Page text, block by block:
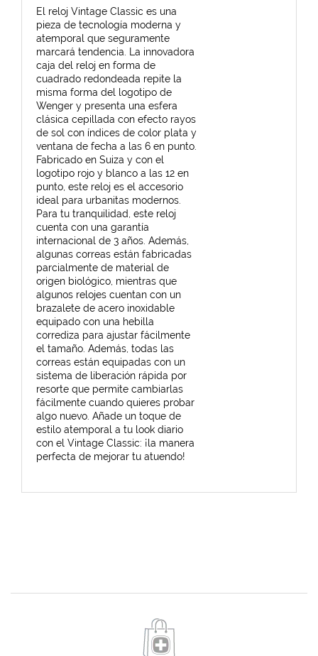
El reloj Vintage Classic es una
pieza de tecnología moderna y
atemporal que seguramente
marcará tendencia. La innovadora
caja del reloj en forma de
cuadrado redondeada repite la
misma forma del logotipo de
Wenger y presenta una esfera
clásica cepillada con efecto rayos
de sol con índices de color plata y
ventana de fecha a las 6 en punto.
Fabricado en Suiza y con el
logotipo rojo y blanco a las 12 en
punto, este reloj es el accesorio
ideal para urbanitas modernos.
Para tu tranquilidad, este reloj
cuenta con una garantía
internacional de 3 años. Además,
algunas correas están fabricadas
parcialmente de material de
origen biológico, mientras que
algunos relojes cuentan con un
brazalete de acero inoxidable
equipado con una hebilla
corrediza para ajustar fácilmente
el tamaño. Además, todas las
correas están equipadas con un
sistema de liberación rápida por
resorte que permite cambiarlas
fácilmente cuando quieres probar
algo nuevo. Añade un toque de
estilo atemporal a tu look diario
con el Vintage Classic: ¡la manera
perfecta de mejorar tu atuendo!